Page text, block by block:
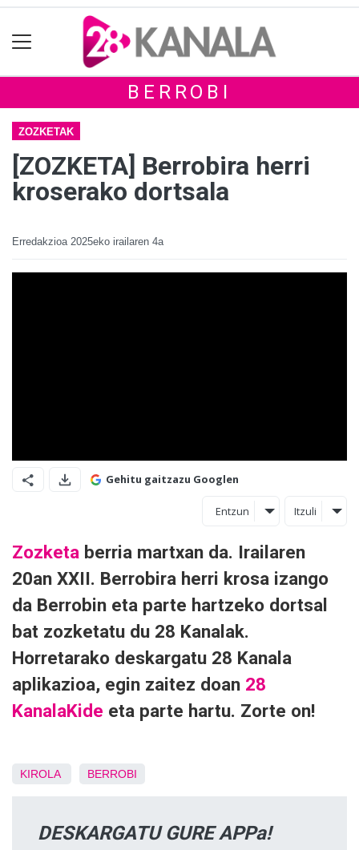
BERROBI
ZOZKETAK
[ZOZKETA] Berrobira herri
kroserako dortsala
Erredakzioa 2025eko irailaren 4a
Gehitu gaitzazu Googlen
Entzun Itzuli
Zozketa berria martxan da. Irailaren
20an XXII. Berrobira herri krosa izango
da Berrobin eta parte hartzeko dortsal
bat zozketatu du 28 Kanalak.
Horretarako deskargatu 28 Kanala
aplikazioa, egin zaitez doan 28
KanalaKide eta parte hartu. Zorte on!
KIROLA BERROBI
DESKARGATU GURE APPa!